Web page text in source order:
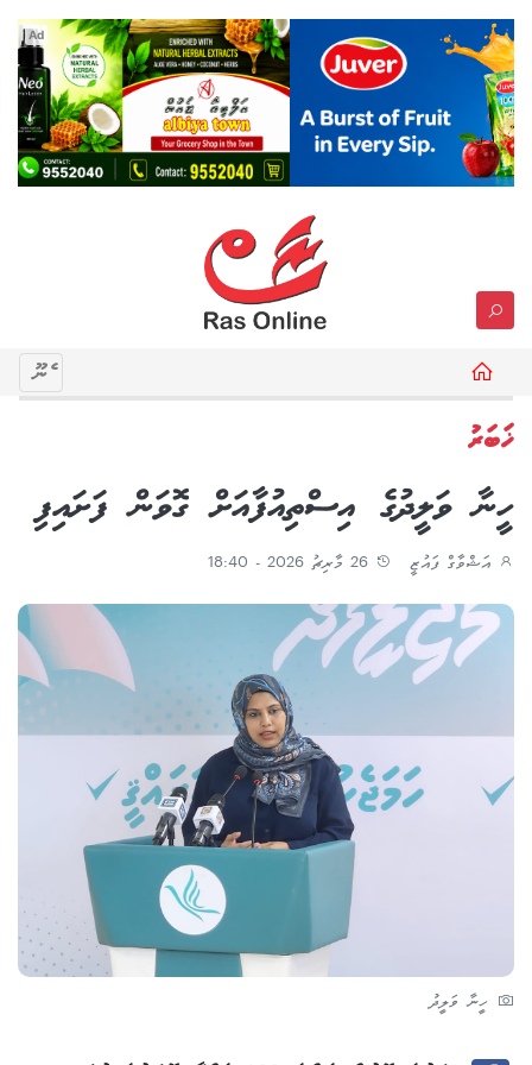
Ad
މެނޫ
ޚަބަރު
ހީނާ ވަލީދުގެ އިސްތިއުފާއަށް ގޮވަން ފަށައިފި
އަޝްވާގް ފައުޒީ
ހީނާ ވަލީދު